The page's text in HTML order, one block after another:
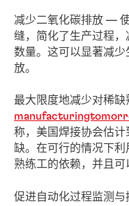
减少二氧化碳排放 —
缝，简化了生产过程
数量。这可以显著减
放。
最大限度地减少对稀
称，美国焊接协会估
缺。在可行的情况下
熟练工的依赖，并且可
促进自动化过程监测